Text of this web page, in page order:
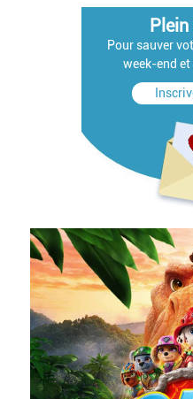
Pour sauver
week-end et